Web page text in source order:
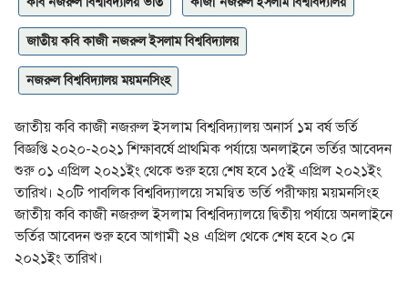
জাতীয় কবি কাজী নজরুল ইসলাম বিশ্ববিদ্যালয়
নজরুল বিশ্ববিদ্যালয় ময়মনসিংহ
জাতীয় কবি কাজী নজরুল ইসলাম বিশ্ববিদ্যালয় অনার্স ১ম বর্ষ ভর্তি
বিজ্ঞপ্তি ২০২০-২০২১ শিক্ষাবর্ষে প্রাথমিক পর্যায়ে অনলাইনে ভর্তির আবেদন
শুরু ০১ এপ্রিল ২০২১ইং থেকে শুরু হয়ে শেষ হবে ১৫ই এপ্রিল ২০২১ইং
তারিখ। ২০টি পাবলিক বিশ্ববিদ্যালয়ে সমন্বিত ভর্তি পরীক্ষায় ময়মনসিংহ
জাতীয় কবি কাজী নজরুল ইসলাম বিশ্ববিদ্যালয়ে দ্বিতীয় পর্যায়ে অনলাইনে
ভর্তির আবেদন শুরু হবে আগামী ২৪ এপ্রিল থেকে শেষ হবে ২০ মে
২০২১ইং তারিখ।